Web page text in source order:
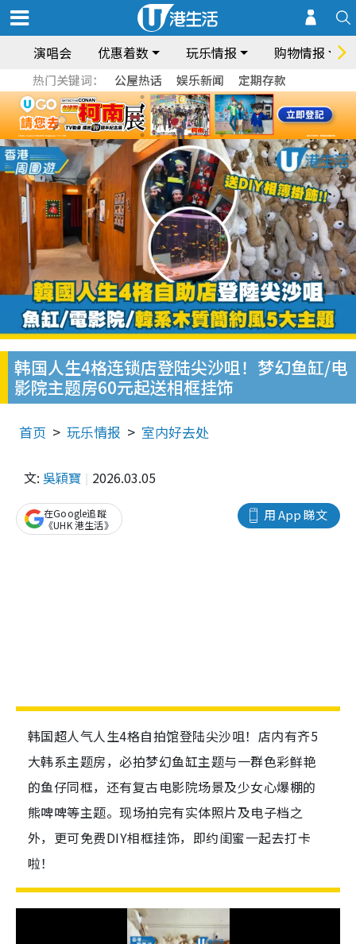
演唱会 优惠着数 玩乐情报 购物情报
热门关键词： 公屋热话 娱乐新闻 定期存款
韩国人生4格连锁店登陆尖沙咀！梦幻鱼缸/电
影院主题房60元起送相框挂饰
首页 玩乐情报 室内好去处
文: 吳穎寶 2026.03.05
用 App 睇文
在Google追蹤
《UHK 港生活》
韩国超人气人生4格自拍馆登陆尖沙咀！店内有齐5
大韩系主题房，必拍梦幻鱼缸主题与一群色彩鲜艳
的鱼仔同框，还有复古电影院场景及少女心爆棚的
熊啤啤等主题。现场拍完有实体照片及电子档之
外，更可免费DIY相框挂饰，即约闺蜜一起去打卡
啦！